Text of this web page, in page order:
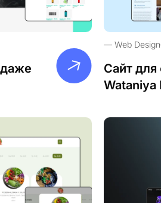
Web Design
Сайт для
Wataniya